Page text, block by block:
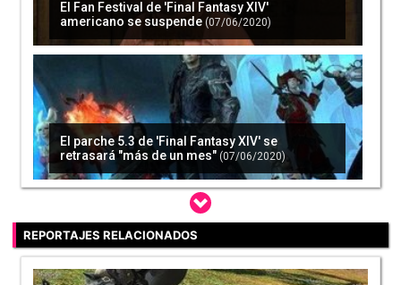
El Fan Festival de 'Final Fantasy XIV'
americano se suspende (07/06/2020)
El parche 5.3 de 'Final Fantasy XIV' se
retrasará "más de un mes" (07/06/2020)
'Reflections in Crystal', el parche 5.3 de 'Final
Fantasy XIV' llegará el 11 de agosto
REPORTAJES RELACIONADOS